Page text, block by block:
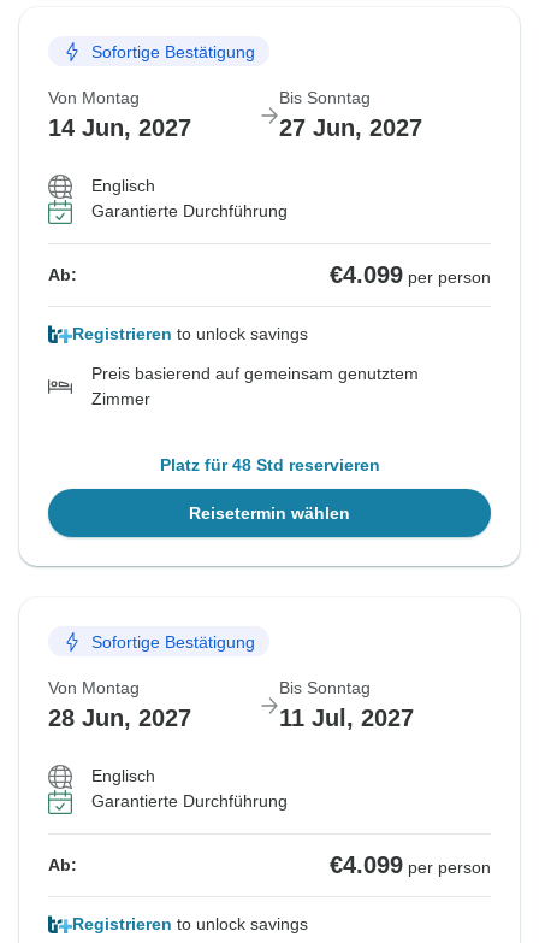
Sofortige Bestätigung
Von Montag
14 Jun, 2027
Bis Sonntag
27 Jun, 2027
Englisch
Garantierte Durchführung
Ab: €4.099 per person
Registrieren to unlock savings
Preis basierend auf gemeinsam genutztem
Zimmer
Platz für 48 Std reservieren
Reisetermin wählen
Sofortige Bestätigung
Von Montag
28 Jun, 2027
Bis Sonntag
11 Jul, 2027
Englisch
Garantierte Durchführung
Ab: €4.099 per person
Registrieren to unlock savings